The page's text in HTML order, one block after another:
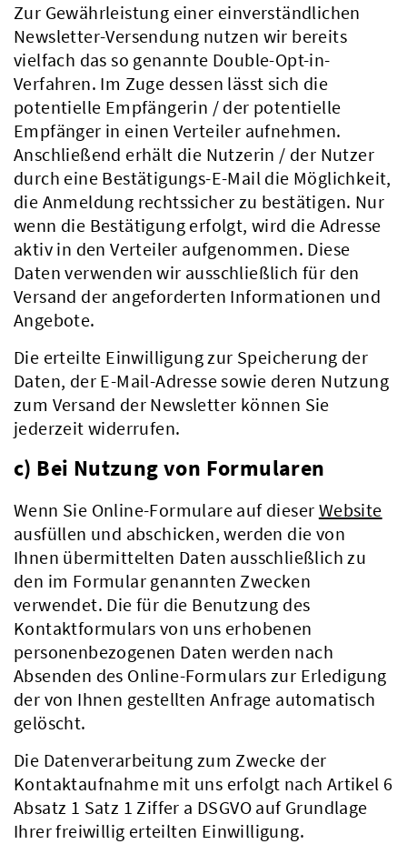
Aktuelles
Kreis & Politik
Zur Gewährleistung einer einverständlichen
Newsletter-Versendung nutzen wir bereits
vielfach das so genannte Double-Opt-in-
Verfahren. Im Zuge dessen lässt sich die
potentielle Empfängerin / der potentielle
Empfänger in einen Verteiler aufnehmen.
Anschließend erhält die Nutzerin / der Nutzer
durch eine Bestätigungs-E-Mail die Möglichkeit,
die Anmeldung rechtssicher zu bestätigen. Nur
wenn die Bestätigung erfolgt, wird die Adresse
aktiv in den Verteiler aufgenommen. Diese
Daten verwenden wir ausschließlich für den
Versand der angeforderten Informationen und
Angebote.
Die erteilte Einwilligung zur Speicherung der
Daten, der E-Mail-Adresse sowie deren Nutzung
zum Versand der Newsletter können Sie
jederzeit widerrufen.
c) Bei Nutzung von Formularen
Wenn Sie Online-Formulare auf dieser Website
ausfüllen und abschicken, werden die von
Ihnen übermittelten Daten ausschließlich zu
den im Formular genannten Zwecken
verwendet. Die für die Benutzung des
Kontaktformulars von uns erhobenen
personenbezogenen Daten werden nach
Absenden des Online-Formulars zur Erledigung
der von Ihnen gestellten Anfrage automatisch
gelöscht.
Die Datenverarbeitung zum Zwecke der
Kontaktaufnahme mit uns erfolgt nach Artikel 6
Absatz 1 Satz 1 Ziffer a DSGVO auf Grundlage
Ihrer freiwillig erteilten Einwilligung.